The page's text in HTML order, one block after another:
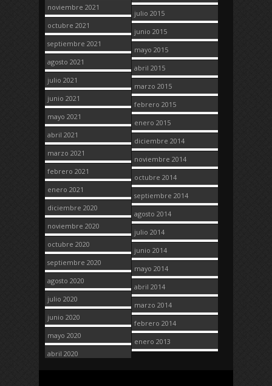
noviembre 2021
octubre 2021
septiembre 2021
agosto 2021
julio 2021
junio 2021
mayo 2021
abril 2021
marzo 2021
febrero 2021
enero 2021
diciembre 2020
noviembre 2020
octubre 2020
septiembre 2020
agosto 2020
julio 2020
junio 2020
mayo 2020
abril 2020
julio 2015
junio 2015
mayo 2015
abril 2015
marzo 2015
febrero 2015
enero 2015
diciembre 2014
noviembre 2014
octubre 2014
septiembre 2014
agosto 2014
julio 2014
junio 2014
mayo 2014
abril 2014
marzo 2014
febrero 2014
enero 2013